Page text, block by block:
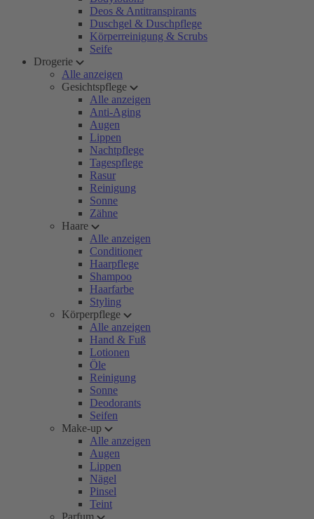
Deos & Antitranspirants
Duschgel & Duschpflege
Körperreinigung & Scrubs
Seife
Drogerie
Alle anzeigen
Gesichtspflege
Alle anzeigen
Anti-Aging
Augen
Lippen
Nachtpflege
Tagespflege
Rasur
Reinigung
Sonne
Zähne
Haare
Alle anzeigen
Conditioner
Haarpflege
Shampoo
Haarfarbe
Styling
Körperpflege
Alle anzeigen
Hand & Fuß
Lotionen
Öle
Reinigung
Sonne
Deodorants
Seifen
Make-up
Alle anzeigen
Augen
Lippen
Nägel
Pinsel
Teint
Parfum